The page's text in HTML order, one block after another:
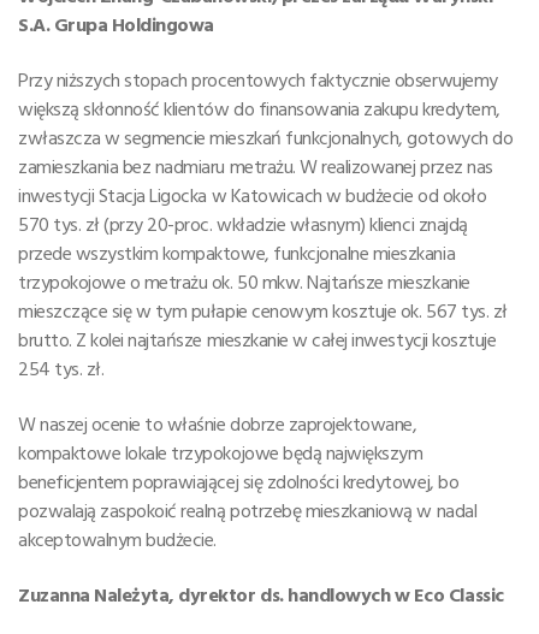
S.A. Grupa Holdingowa
Przy niższych stopach procentowych faktycznie obserwujemy
większą skłonność klientów do finansowania zakupu kredytem,
zwłaszcza w segmencie mieszkań funkcjonalnych, gotowych do
zamieszkania bez nadmiaru metrażu. W realizowanej przez nas
inwestycji Stacja Ligocka w Katowicach w budżecie od około
570 tys. zł (przy 20-proc. wkładzie własnym) klienci znajdą
przede wszystkim kompaktowe, funkcjonalne mieszkania
trzypokojowe o metrażu ok. 50 mkw. Najtańsze mieszkanie
mieszczące się w tym pułapie cenowym kosztuje ok. 567 tys. zł
brutto. Z kolei najtańsze mieszkanie w całej inwestycji kosztuje
254 tys. zł.
W naszej ocenie to właśnie dobrze zaprojektowane,
kompaktowe lokale trzypokojowe będą największym
beneficjentem poprawiającej się zdolności kredytowej, bo
pozwalają zaspokoić realną potrzebę mieszkaniową w nadal
akceptowalnym budżecie.
Zuzanna Należyta, dyrektor ds. handlowych w Eco Classic